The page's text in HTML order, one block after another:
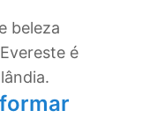
beleza
é
.